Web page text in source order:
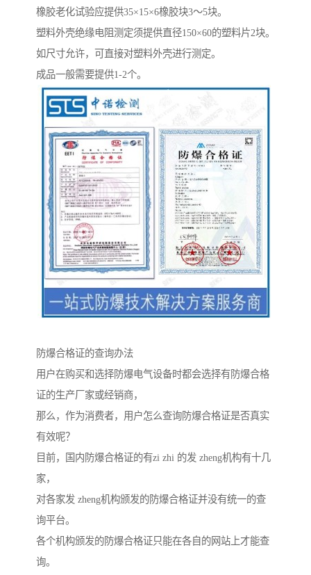
橡胶老化试验应提供35×15×6橡胶块3～5块。
塑料外壳绝缘电阻测定须提供直径150×60的塑料片2块。
如尺寸允许，可直接对塑料外壳进行测定。
成品一般需要提供1-2个。
防爆合格证的查询办法
用户在购买和选择防爆电气设备时都会选择有防爆合格
证的生产厂家或经销商，
那么，作为消费者，用户怎么查询防爆合格证是否真实
有效呢？
目前，国内防爆合格证的有zi zhi 的发 zheng机构有十几
家，
对各家发 zheng机构颁发的防爆合格证并没有统一的查
询平台。
各个机构颁发的防爆合格证只能在各自的网站上才能查
询。